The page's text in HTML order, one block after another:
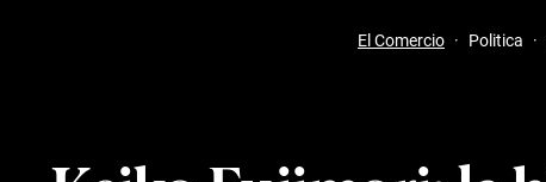
El Comercio · Politica ·